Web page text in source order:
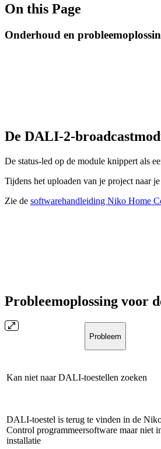
On this Page
Onderhoud en
De DALI-2-
De status-led op de module knippert als
Tijdens het uploaden van je project naar
Zie de softwarehandleiding Niko Home
Probleemoplossing voor
Probleem
Kan niet naar DALI-toestellen zoeken
DALI-toestel is terug te vinden in de
Control programmeersoftware maar niet
installatie